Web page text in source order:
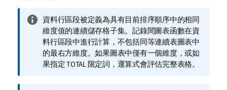
資
訊
備
註
資料行區段被定義為具有目前排序順序中的相同
維度值的連續儲存格子集。記錄間圖表函數在資
料行區段中進行計算，不包括同等連續表圖表中
的最右方維度。如果圖表中僅有一個維度，或如
果指定TOTAL限定詞，運算式會評估完整表格。